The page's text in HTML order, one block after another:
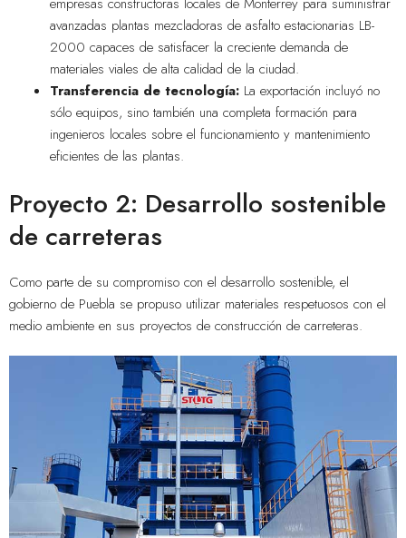
avanzadas plantas mezcladoras de asfalto estacionarias LB-
2000 capaces de satisfacer la creciente demanda de
materiales viales de alta calidad de la ciudad.
Transferencia de tecnología: La exportación incluyó no
sólo equipos, sino también una completa formación para
ingenieros locales sobre el funcionamiento y mantenimiento
eficientes de las plantas.
Proyecto 2: Desarrollo sostenible
de carreteras
Como parte de su compromiso con el desarrollo sostenible, el
gobierno de Puebla se propuso utilizar materiales respetuosos con el
medio ambiente en sus proyectos de construcción de carreteras.